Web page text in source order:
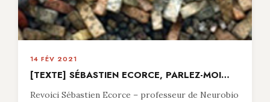
14 FÉV 2021
[TEXTE] SÉBASTIEN ECORCE, PARLEZ-MOI…
Revoici Sébastien Ecorce – professeur de Neurobio